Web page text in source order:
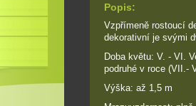
Popis:
Vzpřímeně rostoucí
dekorativní je svými
Doba květu: V. - VI.
podruhé v roce (VII.-
Výška: až 1,5 m